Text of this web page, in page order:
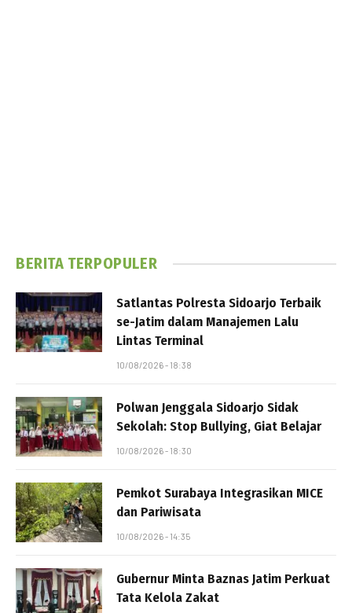
BERITA TERPOPULER
Satlantas Polresta Sidoarjo Terbaik
se-Jatim dalam Manajemen Lalu
Lintas Terminal
10/08/2026 - 18:38
Polwan Jenggala Sidoarjo Sidak
Sekolah: Stop Bullying, Giat Belajar
10/08/2026 - 18:30
Pemkot Surabaya Integrasikan MICE
dan Pariwisata
10/08/2026 - 14:35
Gubernur Minta Baznas Jatim Perkuat
Tata Kelola Zakat